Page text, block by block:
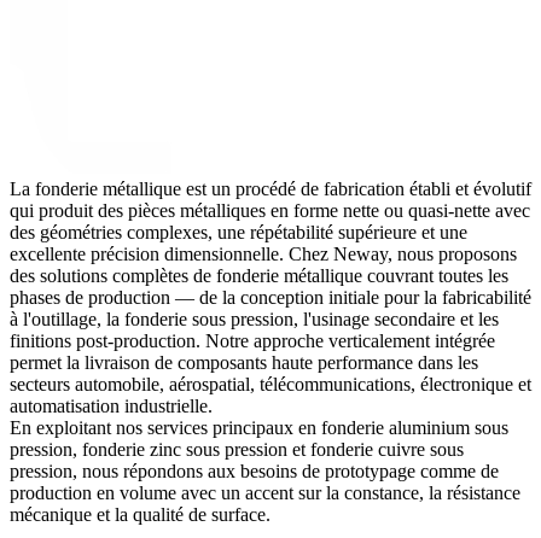
La fonderie métallique est un procédé de fabrication établi et évolutif
qui produit des pièces métalliques en forme nette ou quasi-nette avec
des géométries complexes, une répétabilité supérieure et une
excellente précision dimensionnelle. Chez Neway, nous proposons
des solutions complètes de fonderie métallique couvrant toutes les
phases de production — de la conception initiale pour la fabricabilité
à l'outillage, la fonderie sous pression, l'usinage secondaire et les
finitions post-production. Notre approche verticalement intégrée
permet la livraison de composants haute performance dans les
secteurs automobile, aérospatial, télécommunications, électronique et
automatisation industrielle.
En exploitant nos services principaux en fonderie aluminium sous
pression, fonderie zinc sous pression et fonderie cuivre sous
pression, nous répondons aux besoins de prototypage comme de
production en volume avec un accent sur la constance, la résistance
mécanique et la qualité de surface.